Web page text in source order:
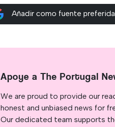
Añadir como fuente
Apoye a The Portugal
We are proud to provide our
honest and unbiased news for
Our dedicated team supports